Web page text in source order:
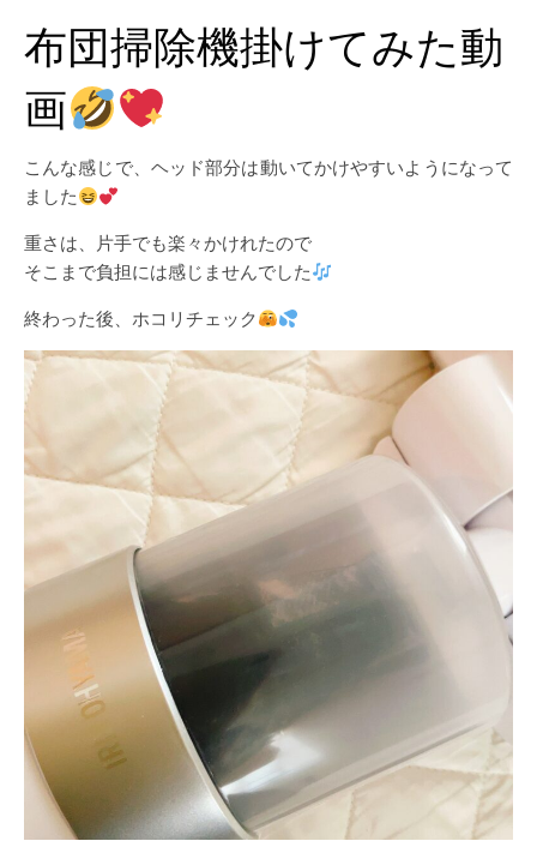
布団掃除機掛けてみた動
画
こんな感じで、ヘッド部分は動いてかけやすいようになって
ました
重さは、片手でも楽々かけれたので
そこまで負担には感じませんでした
終わった後、ホコリチェック